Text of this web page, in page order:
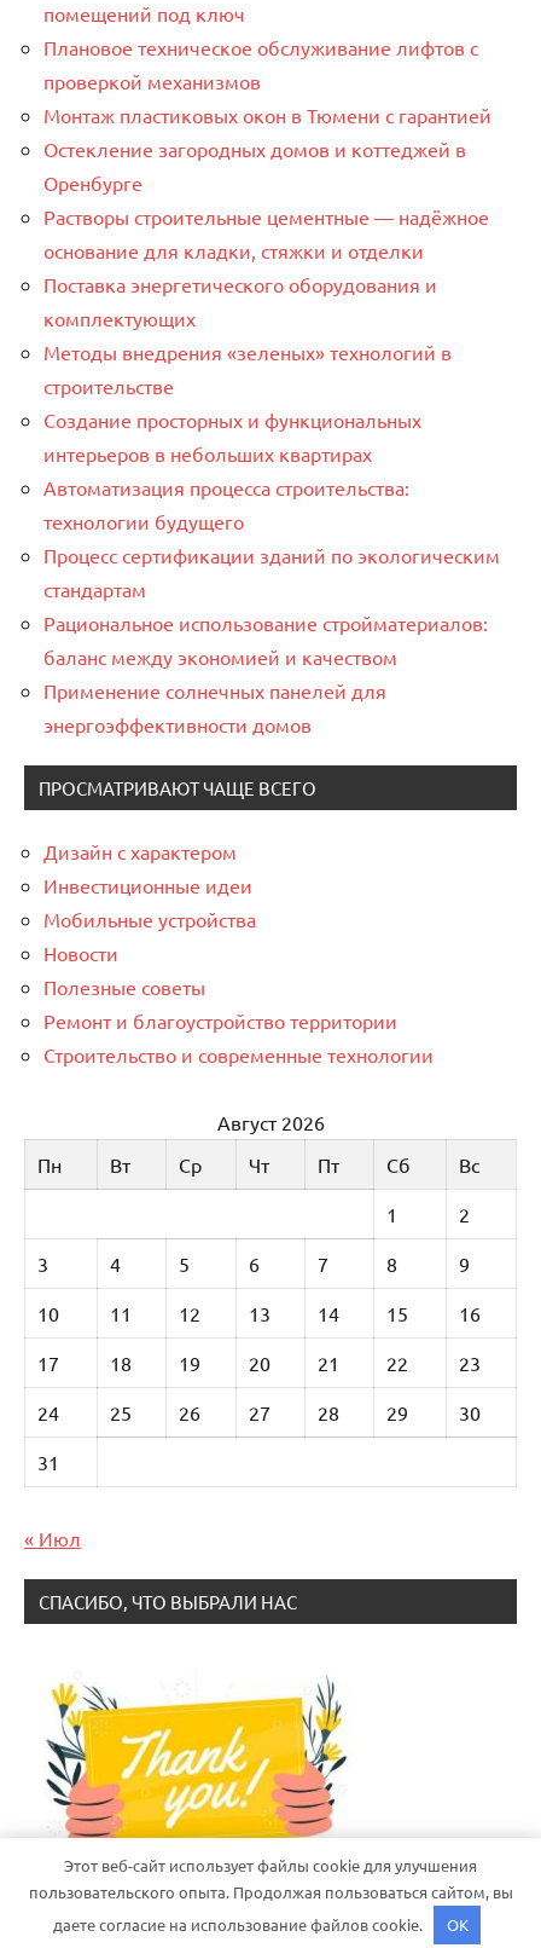
помещений под ключ
Плановое техническое обслуживание лифтов с
проверкой механизмов
Монтаж пластиковых окон в Тюмени с гарантией
Остекление загородных домов и коттеджей в
Оренбурге
Растворы строительные цементные — надёжное
основание для кладки, стяжки и отделки
Поставка энергетического оборудования и
комплектующих
Методы внедрения «зеленых» технологий в
строительстве
Создание просторных и функциональных
интерьеров в небольших квартирах
Автоматизация процесса строительства:
технологии будущего
Процесс сертификации зданий по экологическим
стандартам
Рациональное использование стройматериалов:
баланс между экономией и качеством
Применение солнечных панелей для
энергоэффективности домов
ПРОСМАТРИВАЮТ ЧАЩЕ ВСЕГО
Дизайн с характером
Инвестиционные идеи
Мобильные устройства
Новости
Полезные советы
Ремонт и благоустройство территории
Строительство и современные технологии
Август 2026
Пн
Вт Ср Чт Пт Сб Вс
1 2
3 4 5 6 7 8 9
10 11 12 13 14 15 16
17 18 19 20 21 22 23
24 25 26 27 28 29 30
31
« Июл
СПАСИБО, ЧТО ВЫБРАЛИ НАС
Тема WordPress: Dynamico от ThemeZee.
Этот веб-сайт использует файлы cookie для улучшения
пользовательского опыта. Продолжая пользоваться сайтом, вы
даете согласие на использование файлов cookie.
OK